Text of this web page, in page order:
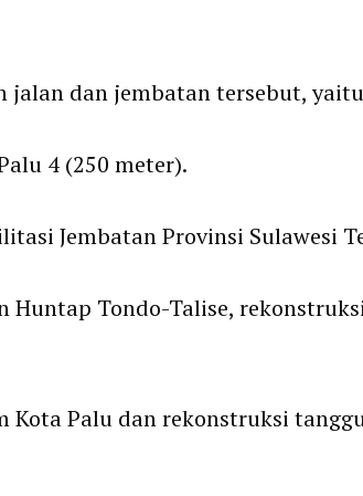
jalan dan jembatan tersebut,
4 (250 meter).
Jembatan Provinsi Sulawesi
Huntap Tondo-Talise,
Kota Palu dan rekonstruksi